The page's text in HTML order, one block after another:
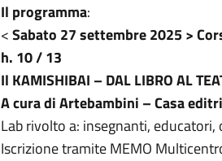
Il programma:
<Sabato 27 settembre 2025 >
h. 10 / 13
Il KAMISHIBAI – DAL LIBRO AL
A cura di Artebambini – Casa
Lab rivolto a: insegnanti, educatori,
Iscrizione tramite MEMO